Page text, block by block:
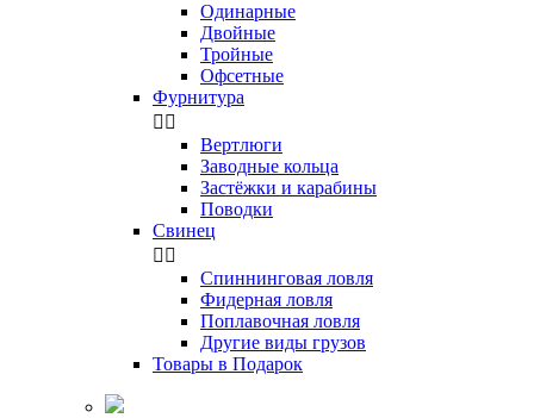
Одинарные
Двойные
Тройные
Офсетные
Фурнитура
 
Вертлюги
Заводные кольца
Застёжки и карабины
Поводки
Свинец
 
Спиннинговая ловля
Фидерная ловля
Поплавочная ловля
Другие виды грузов
Товары в Подарок